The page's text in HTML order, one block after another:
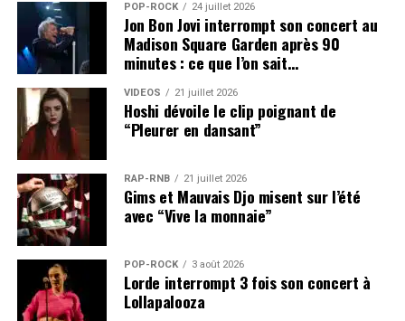
POP-ROCK 24 juillet 2026
Jon Bon Jovi interrompt son concert au
Madison Square Garden après 90
minutes : ce que l’on sait…
VIDEOS 21 juillet 2026
Hoshi dévoile le clip poignant de
“Pleurer en dansant”
RAP-RNB 21 juillet 2026
Gims et Mauvais Djo misent sur l’été
avec “Vive la monnaie”
POP-ROCK 3 août 2026
Lorde interrompt 3 fois son concert à
Lollapalooza